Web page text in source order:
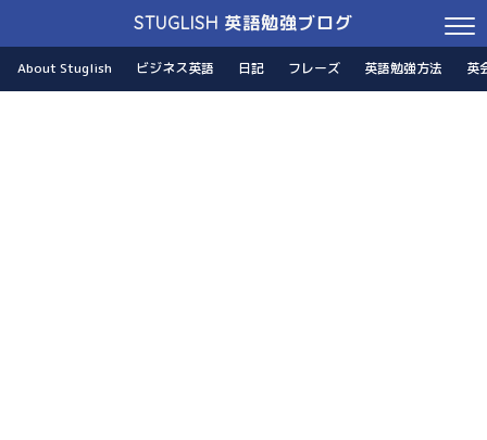
STUGLISH 英語勉強ブログ
About Stuglish ビジネス英語 日記 フレーズ 英語勉強方法 英